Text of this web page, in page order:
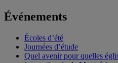
Événements
Écoles d’été
Journées d’étude
Quel avenir pour quelles